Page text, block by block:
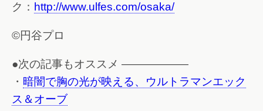
ク： http://www.ulfes.com/osaka/
©円谷プロ
●次の記事もオススメ ——————
・ 暗闇で胸の光が映える、ウルトラマンエック
ス＆オーブ